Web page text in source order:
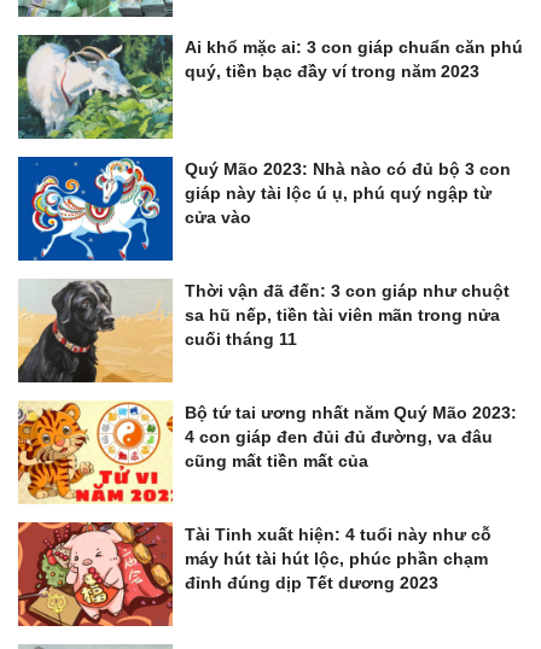
Ai khổ mặc ai: 3 con giáp chuẩn căn phú
quý, tiền bạc đầy ví trong năm 2023
Quý Mão 2023: Nhà nào có đủ bộ 3 con
giáp này tài lộc ú ụ, phú quý ngập từ
cửa vào
Thời vận đã đến: 3 con giáp như chuột
sa hũ nếp, tiền tài viên mãn trong nửa
cuối tháng 11
Bộ tứ tai ương nhất năm Quý Mão 2023:
4 con giáp đen đủi đủ đường, va đâu
cũng mất tiền mất của
Tài Tinh xuất hiện: 4 tuổi này như cỗ
máy hút tài hút lộc, phúc phần chạm
đỉnh đúng dịp Tết dương 2023